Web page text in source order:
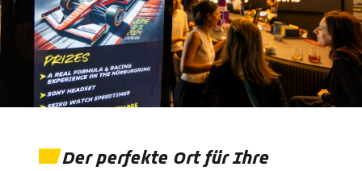
Der perfekte Ort für Ihre